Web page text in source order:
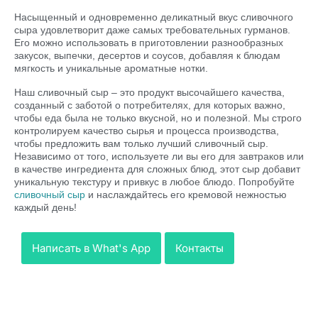
Насыщенный и одновременно деликатный вкус сливочного
сыра удовлетворит даже самых требовательных гурманов.
Его можно использовать в приготовлении разнообразных
закусок, выпечки, десертов и соусов, добавляя к блюдам
мягкость и уникальные ароматные нотки.
Наш сливочный сыр – это продукт высочайшего качества,
созданный с заботой о потребителях, для которых важно,
чтобы еда была не только вкусной, но и полезной. Мы строго
контролируем качество сырья и процесса производства,
чтобы предложить вам только лучший сливочный сыр.
Независимо от того, используете ли вы его для завтраков или
в качестве ингредиента для сложных блюд, этот сыр добавит
уникальную текстуру и привкус в любое блюдо. Попробуйте
сливочный сыр и наслаждайтесь его кремовой нежностью
каждый день!
Написать в What's App Контакты